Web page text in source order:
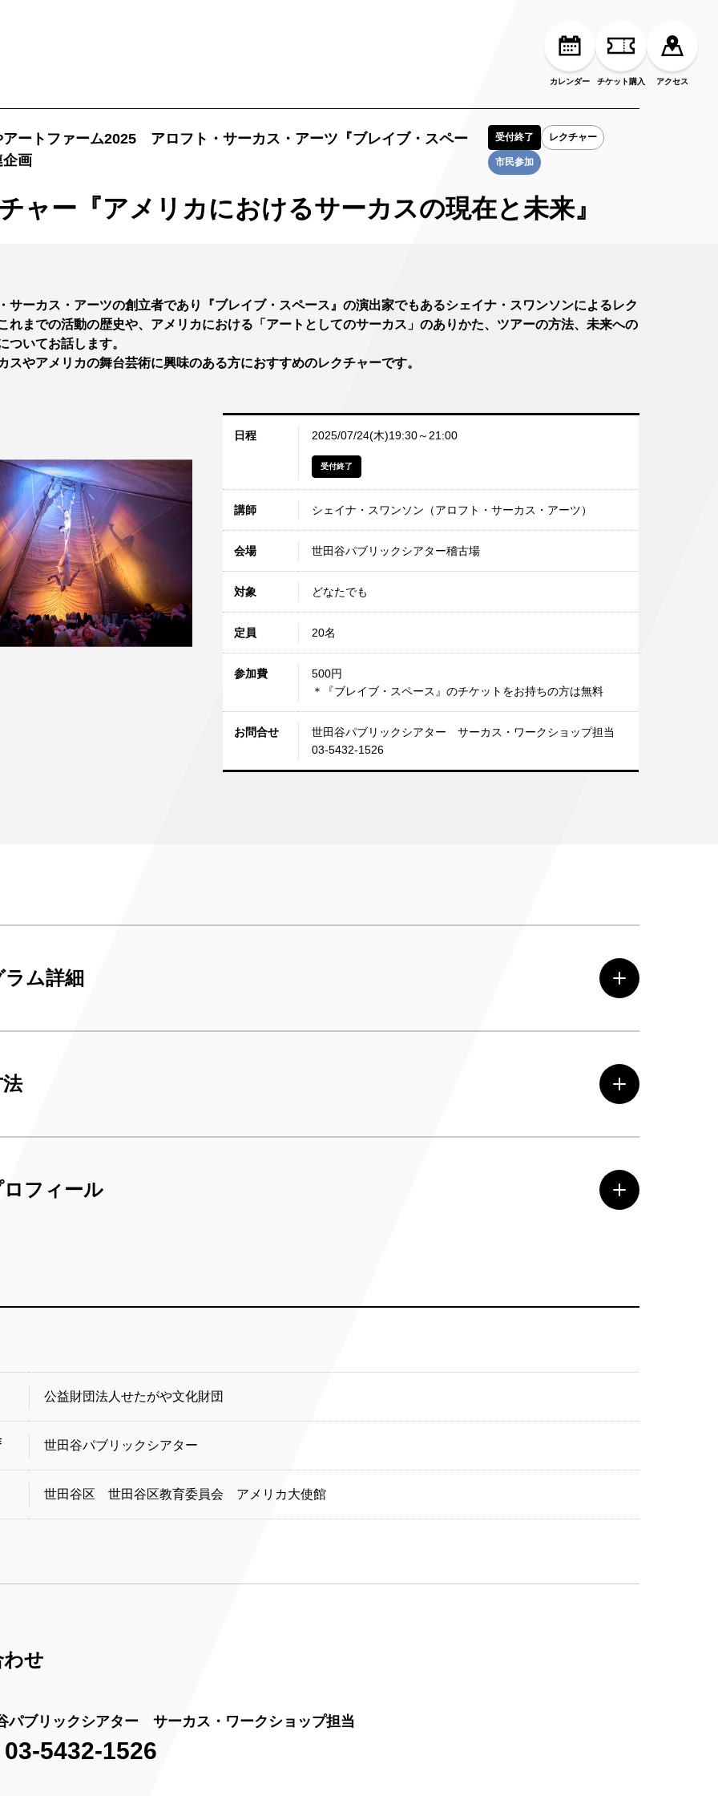
報
ビス
入方法・会員制度
について
カレンダー チケット購入 アクセス
アートファーム2025 アロフト・サーカス・アーツ『ブレイブ・スペー
企画
受付終了 レクチャー
市民参加
ャー『アメリカにおけるサーカスの現在と未来』
サーカス・アーツの創立者であり『ブレイブ・スペース』の演出家でもあるシェイナ・スワンソンによるレク
れまでの活動の歴史や、アメリカにおける「アートとしてのサーカス」のありかた、ツアーの方法、未来への
ついてお話します。
スやアメリカの舞台芸術に興味のある方におすすめのレクチャーです。
日程 2025/07/24(木)19:30～21:00
受付終了
講師 シェイナ・スワンソン（アロフト・サーカス・アーツ）
会場 世田谷パブリックシアター稽古場
対象 どなたでも
定員 20名
参加費
500円
＊『ブレイブ・スペース』のチケットをお持ちの方は無料
お問合せ
世田谷パブリックシアター サーカス・ワークショップ担当
03-5432-1526
ム詳細
フィール
公益財団法人せたがや文化財団
世田谷パブリックシアター
世田谷区 世田谷区教育委員会 アメリカ大使館
せ
パブリックシアター サーカス・ワークショップ担当
03-5432-1526